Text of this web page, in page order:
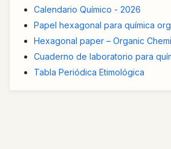
Calendario Químico - 2026
Papel hexagonal para química
Hexagonal paper – Organic
Cuaderno de laboratorio para
Tabla Periódica Etimológica